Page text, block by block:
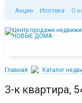
Акции Ипотека О
Главная Каталог
3-к квартира,